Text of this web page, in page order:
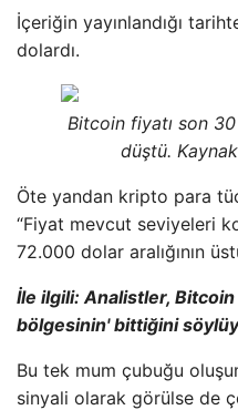
İçeriğin yayınlandığı
dolardı.
Bitcoin fiyatı son
düştü.
Öte yandan kripto para
“Fiyat mevcut seviyeleri
72.000 dolar aralığının
İle ilgili:Analistler, Bitcoin
bölgesinin' bittiğini
Bu tek mum çubuğu
sinyali olarak görülse de